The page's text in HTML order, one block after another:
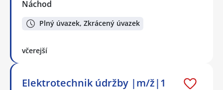
Náchod
Plný úvazek, Zkrácený úvazek
včerejší
Elektrotechnik údržby |m/ž|1